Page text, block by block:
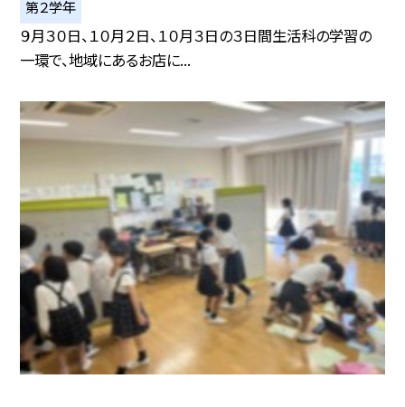
第２学年
９月３０日、１０月２日、１０月３日の３日間生活科の学習の
一環で、地域にあるお店に...